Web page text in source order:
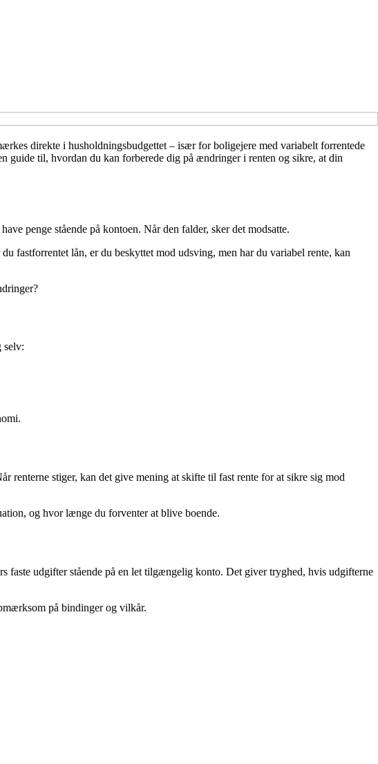
direkte i husholdningsbudgettet – især for boligejere med variabelt forrentede
guide til, hvordan du kan forberede dig på ændringer i renten og sikre, at din
penge stående på kontoen. Når den falder, sker det modsatte.
fastforrentet lån, er du beskyttet mod udsving, men har du variabel rente, kan
selv:
stiger, kan det give mening at skifte til fast rente for at sikre sig mod
og hvor længe du forventer at blive boende.
faste udgifter stående på en let tilgængelig konto. Det giver tryghed, hvis udgifterne
på bindinger og vilkår.